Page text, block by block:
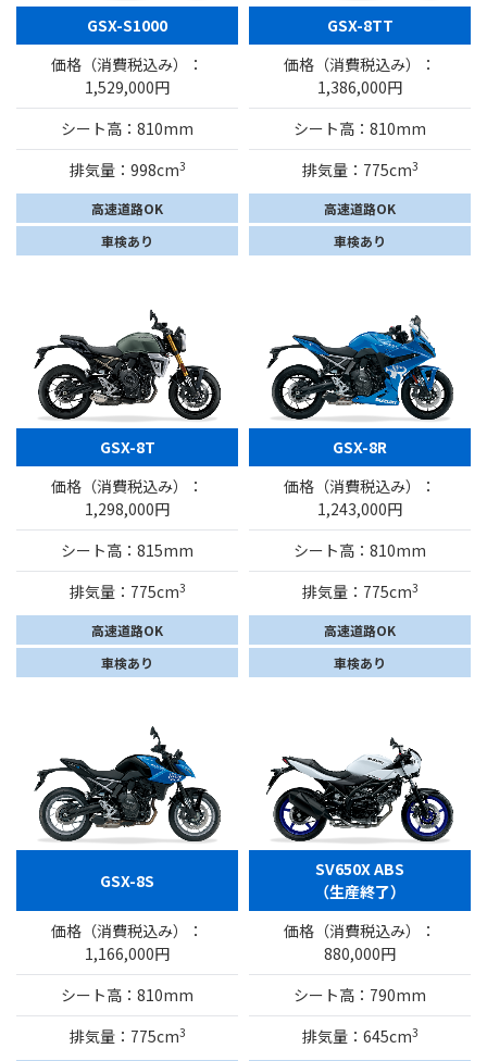
GSX-S1000
価格（消費税込み）：
1,529,000円
シート高：810mm
排気量：998cm3
高速道路OK
車検あり
GSX-8TT
価格（消費税込み）：
1,386,000円
シート高：810mm
排気量：775cm3
高速道路OK
車検あり
GSX-8T
価格（消費税込み）：
1,298,000円
シート高：815mm
排気量：775cm3
高速道路OK
車検あり
GSX-8R
価格（消費税込み）：
1,243,000円
シート高：810mm
排気量：775cm3
高速道路OK
車検あり
GSX-8S
価格（消費税込み）：
1,166,000円
シート高：810mm
排気量：775cm3
SV650X ABS
（生産終了）
価格（消費税込み）：
880,000円
シート高：790mm
排気量：645cm3